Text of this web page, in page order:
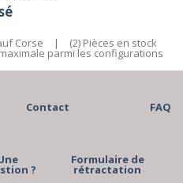
Corse | (2) Pièces en stock
parmi les configurations
Contact FAQ
?
Formulaire de
rétractation